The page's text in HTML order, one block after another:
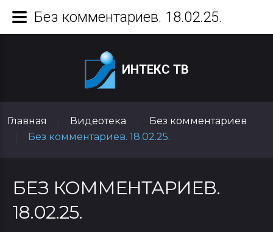
ИНТЕКС ТВ
Главная Видеотека
Без комментариев
Без комментариев. 18.02.25.
БЕЗ КОММЕНТАРИЕВ.
18.02.25.
Без комментариев. 18.02.25.